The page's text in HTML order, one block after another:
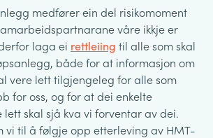
medfører ein del risikomoment
våre ikkje er
laga ei rettleiing til alle som skal
både for at informasjon om
vere lett tilgjengeleg for alle som
for oss, og for at dei enkelte
skal sjå kva vi forventar av dei.
vi til å følgje opp etterleving av HMT-